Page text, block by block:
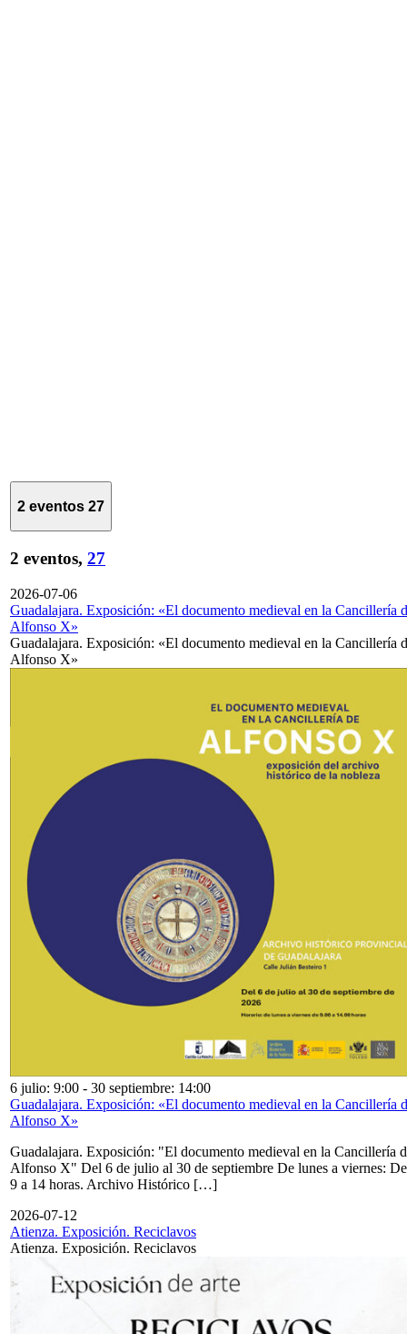
2 eventos 27
2 eventos, 27
2026-07-06
Guadalajara. Exposición: «El documento medieval en la Cancillería
Alfonso X»
Guadalajara. Exposición: «El documento medieval en la Cancillería
Alfonso X»
6 julio: 9:00 - 30 septiembre: 14:00
Guadalajara. Exposición: «El documento medieval en la Cancillería
Alfonso X»
Guadalajara. Exposición: "El documento medieval en la Cancillería
Alfonso X" Del 6 de julio al 30 de septiembre De lunes a viernes: De
9 a 14 horas. Archivo Histórico […]
2026-07-12
Atienza. Exposición. Reciclavos
Atienza. Exposición. Reciclavos